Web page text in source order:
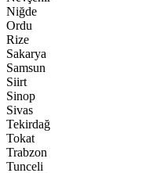
Niğde
Ordu
Rize
Sakarya
Samsun
Siirt
Sinop
Sivas
Tekirdağ
Tokat
Trabzon
Tunceli